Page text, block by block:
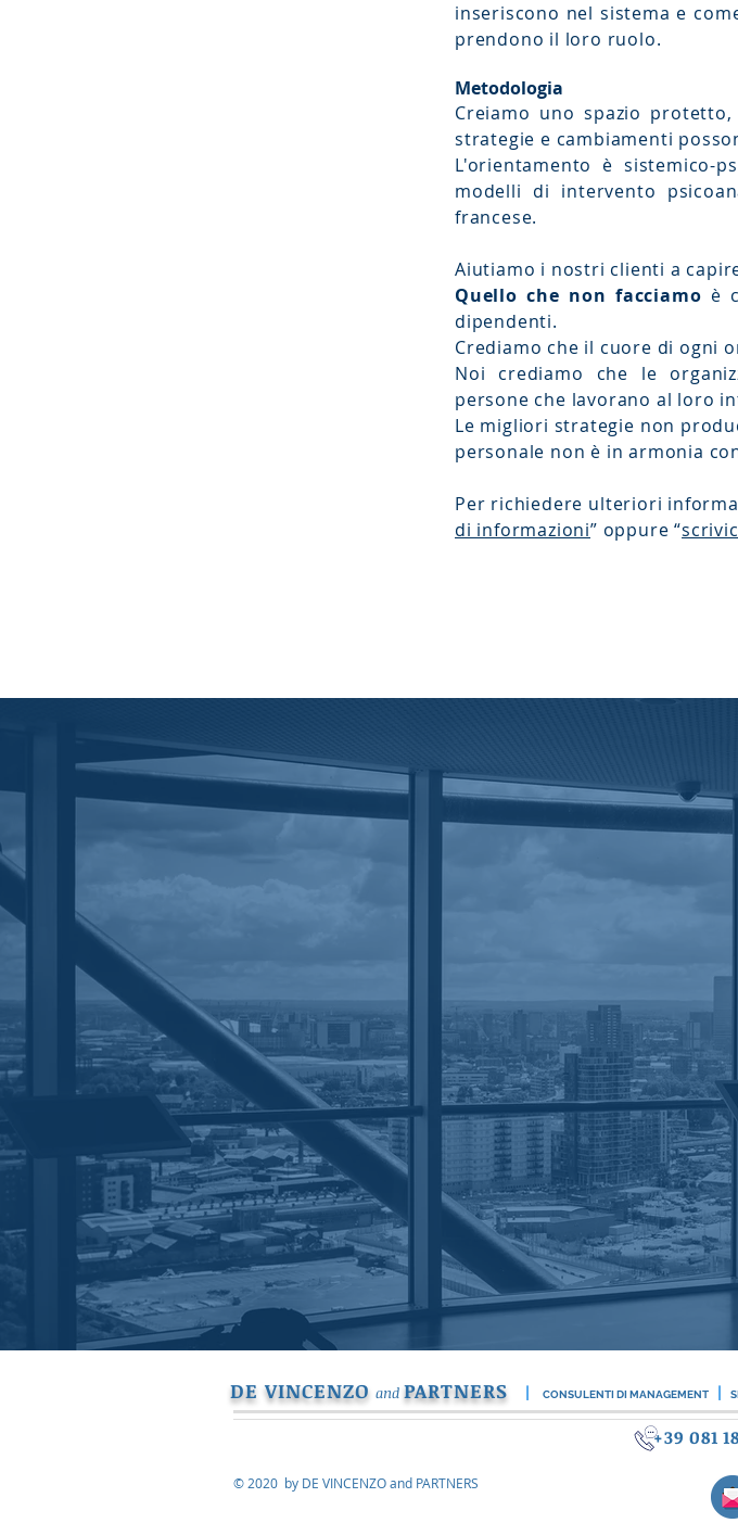
inseriscono nel sistema e
prendono il loro ruolo.
Metodologia
Creiamo uno spazio
strategie e cambiamenti
L'orientamento è sistemico-
modelli di intervento
francese.
Aiutiamo i nostri clienti a
Quello che non facciamo è
dipendenti.
Crediamo che il cuore di ogni
Noi crediamo che le
persone che lavorano al loro
Le migliori strategie non
personale non è in armonia
Per richiedere ulteriori
di informazioni” oppure “
DE VINCENZO and PARTNERS | CONSULENTI DI MANAGEMENT |
© 2020 by DE VINCENZO and PARTNERS
+39 081